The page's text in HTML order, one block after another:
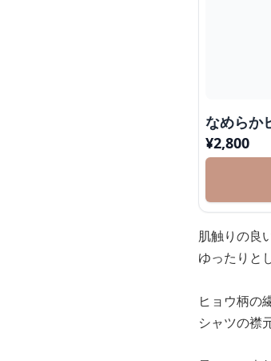
なめらか
¥2,800
肌触りの良
ゆったりと
ヒョウ柄の
シャツの襟